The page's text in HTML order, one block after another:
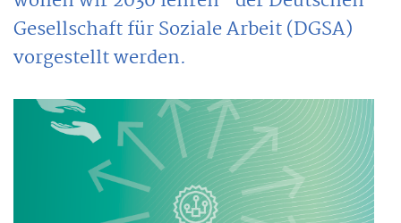
Gesellschaft für Soziale Arbeit (DGSA)
vorgestellt werden.